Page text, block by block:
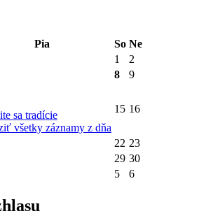
Pia So Ne
1
2
8 9
sa tradície
všetky záznamy z dňa
15 16
22 23
29 30
5 6